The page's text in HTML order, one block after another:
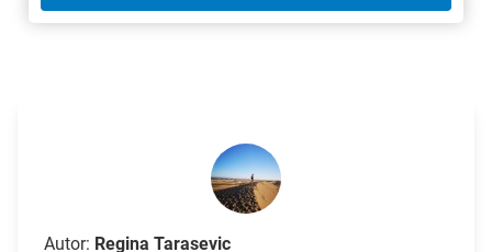
Autor: Regina Tarasevic